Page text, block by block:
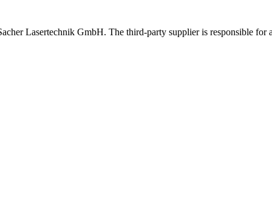
Lasertechnik GmbH. The third-party supplier is responsible for